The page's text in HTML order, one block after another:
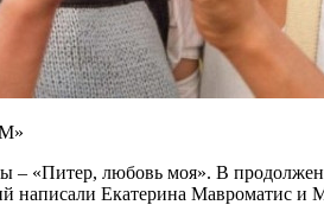
– «Питер, любовь моя». В
написали Екатерина Мавроматис и